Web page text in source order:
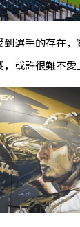
選手的存在
或許很難不愛